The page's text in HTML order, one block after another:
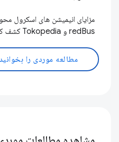
redBus و Tokopedia کشف کنید.